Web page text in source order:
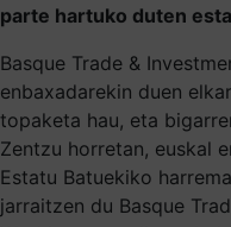
parte hartuko duten
Basque Trade &
enbaxadarekin duen
topaketa hau, eta
Zentzu horretan, euskal
Estatu Batuekiko
jarraitzen du Basque